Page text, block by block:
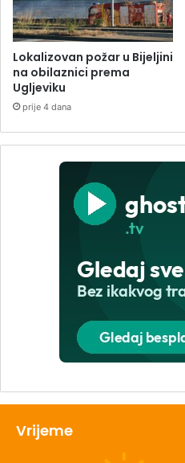
Lokalizovan požar u Bijeljini
na obilaznici prema
Ugljeviku
prije 4 dana
Vrijeme